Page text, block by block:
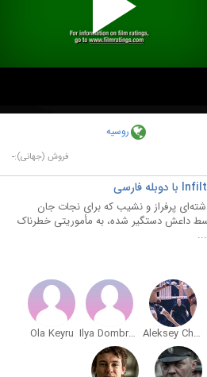
روسیه
فروش (جهانی):-
پرفراز و نشیب که برای نجات جان
داعش دستگیر شده، به مأموریتی خطرناک
Aleksey Chadov
Ilya Dombrovskiy
Ola Keyru